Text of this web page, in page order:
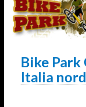
Bike Park
Italia nord